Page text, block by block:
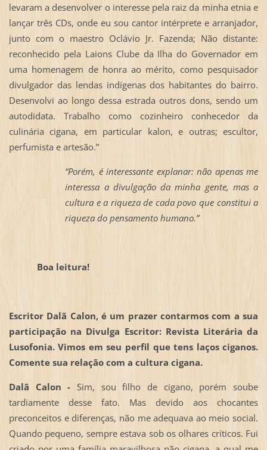
levaram a desenvolver o interesse pela raiz da minha etnia e
lançar três CDs, onde eu sou cantor intérprete e arranjador,
junto com o maestro Oclávio Jr. Fazenda; Não distante:
reconhecido pela Laions Clube da Ilha do Governador em
uma homenagem de honra ao mérito, como pesquisador
divulgador das lendas indígenas dos habitantes do bairro.
Desenvolvi ao longo dessa estrada outros dons, sendo um
autodidata. Trabalho como cozinheiro conhecedor da
culinária cigana, em particular kalon, e outras; escultor,
perfumista e artesão.”
“Porém, é interessante explanar: não apenas me
interessa a divulgação da minha gente, mas a
cultura e a riqueza de cada povo que constitui a
riqueza do pensamento humano.”
Boa leitura!
Escritor Dalã Calon, é um prazer contarmos com a sua
participação na Divulga Escritor: Revista Literária da
Lusofonia. Vimos em seu perfil que tens laços ciganos.
Comente sua relação com a cultura cigana.
Dalã Calon - Sim, sou filho de cigano, porém soube
tardiamente desse fato. Mas devido aos chocantes
preconceitos e diferenças, não me adequava ao meio social.
Quando pequeno, sempre estava sob os olhares críticos. Fui